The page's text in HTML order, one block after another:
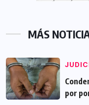
MÁS
por